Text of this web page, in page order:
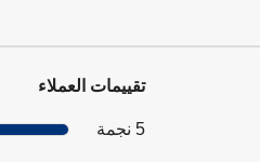
تقييمات العملاء
5 نجمة